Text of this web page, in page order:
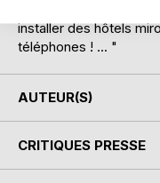
installer des hôtels
téléphones ! ... "
AUTEUR(S)
CRITIQUES PRESSE